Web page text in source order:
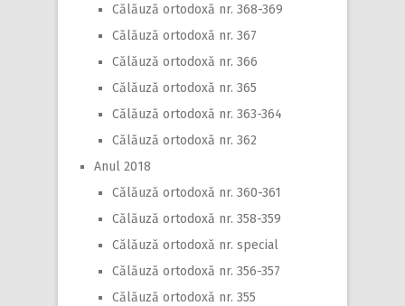
Călăuză ortodoxă nr. 368-369
Călăuză ortodoxă nr. 367
Călăuză ortodoxă nr. 366
Călăuză ortodoxă nr. 365
Călăuză ortodoxă nr. 363-364
Călăuză ortodoxă nr. 362
Anul 2018
Călăuză ortodoxă nr. 360-361
Călăuză ortodoxă nr. 358-359
Călăuză ortodoxă nr. special
Călăuză ortodoxă nr. 356-357
Călăuză ortodoxă nr. 355